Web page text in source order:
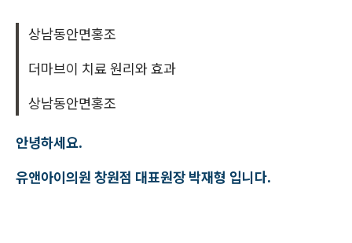
상남동안면홍조
더마브이 치료 원리와 효과
상남동안면홍조
안녕하세요.
유앤아이의원 창원점 대표원장 박재형 입니다.